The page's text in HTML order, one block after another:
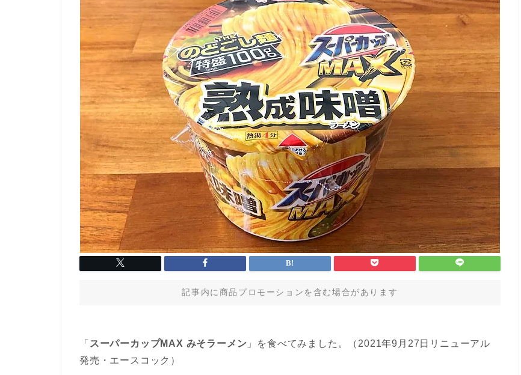
記事内に商品プロモーションを含む場合があります
「 スーパーカップMAX みそラーメン 」を食べてみました。（2021年9月27日リニューアル
発売・エースコック）